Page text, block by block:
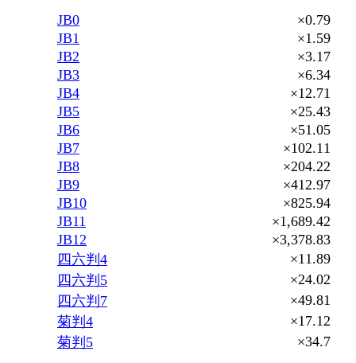
JB0
×0.79
JB1
×1.59
JB2
×3.17
JB3
×6.34
JB4
×12.71
JB5
×25.43
JB6
×51.05
JB7
×102.11
JB8
×204.22
JB9
×412.97
JB10
×825.94
JB11
×1,689.42
JB12
×3,378.83
四六判4
×11.89
四六判5
×24.02
四六判7
×49.81
菊判4
×17.12
菊判5
×34.7